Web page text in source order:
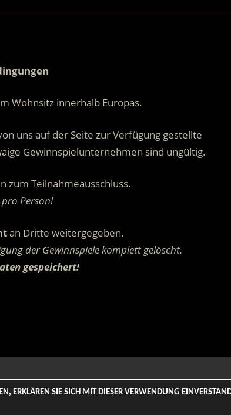
Wohnsitz innerhalb Europas.
uns auf der Seite zur Verfügung gestellte
Gewinnspielunternehmen sind ungültig.
zum Teilnahmeausschluss.
Person!
an Dritte weitergegeben.
der Gewinnspiele komplett gelöscht.
gespeichert!
| Based on WordPress-Theme: Tortuga von
ERKLÄREN SIE SICH MIT DIESER VERWENDUNG